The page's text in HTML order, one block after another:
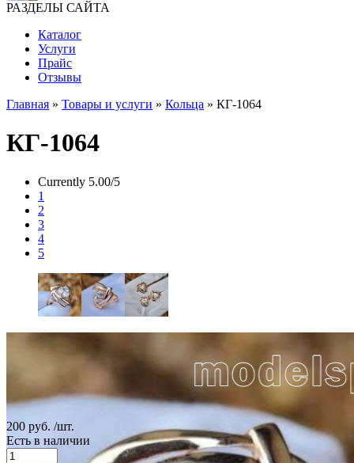
РАЗДЕЛЫ САЙТА
Каталог
Услуги
Прайс
Отзывы
Главная » Товары и услуги » Кольца » КГ-1064
КГ-1064
Currently 5.00/5
1
2
3
4
5
200 руб. /шт.
Есть в наличии